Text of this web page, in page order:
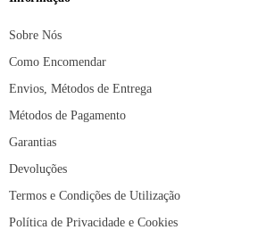
Sobre Nós
Como Encomendar
Envios, Métodos de Entrega
Métodos de Pagamento
Garantias
Devoluções
Termos e Condições de Utilização
Política de Privacidade e Cookies